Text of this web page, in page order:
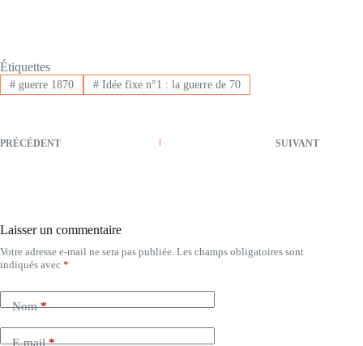
Étiquettes
#guerre 1870 #Idée fixe n°1 : la guerre de 70
PRÉCÉDENT SUIVANT
Laisser un commentaire
Votre adresse e-mail ne sera pas publiée. Les champs obligatoires sont
indiqués avec *
Nom*
E-mail*